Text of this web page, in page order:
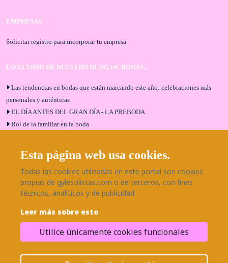
EMPRESAS
Solicitar registro para incorporar tu empresa
LO ÚLTIMO DE NUESTRO BLOG DE BODAS...
Las tendencias en bodas que están marcando este año: celebraciones más
personales y auténticas
EL DÍA ANTES DEL GRAN DÍA - LA PREBODA
Rol de la familiar en la boda
Bodas en Alhaurín de la Torre: entrevista exclusiva con Bodaeventos
Málaga
¿Cómo será tu boda?
Blog de bodas
SÍGUENOS EN NUESTRAS REDES
© 2026 Grupo BodaEventos | Todos los derechos reservados.
Esta página web usa cookies.
Todas las cookies utilizadas en este portal son cookies
propias de gylestilistas.com o de terceros, con fines
técnicos, analíticos y de publicidad
Leer más sobre esto
Utilice únicamente cookies funcionales